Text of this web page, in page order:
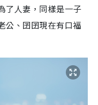
了人妻，同樣是一子
公、囝囝現在有口福